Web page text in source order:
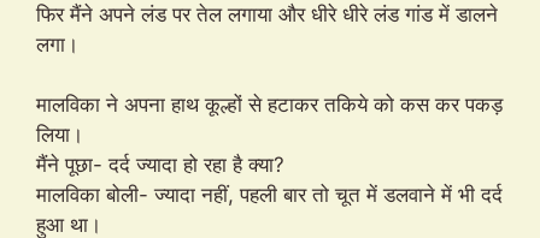
फिर मैंने अपने लंड पर तेल लगाया और धीरे धीरे लंड गांड में डालने
लगा।
मालविका ने अपना हाथ कूल्हों से हटाकर तकिये को कस कर पकड़
लिया।
मैंने पूछा- दर्द ज्यादा हो रहा है क्या?
मालविका बोली- ज्यादा नहीं, पहली बार तो चूत में डलवाने में भी दर्द
हुआ था।